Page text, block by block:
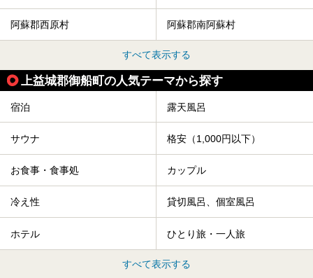
阿蘇郡西原村 阿蘇郡南阿蘇村
すべて表示する
上益城郡御船町の人気テーマから探す
宿泊 露天風呂
サウナ 格安（1,000円以下）
お食事・食事処 カップル
冷え性 貸切風呂、個室風呂
ホテル ひとり旅・一人旅
すべて表示する